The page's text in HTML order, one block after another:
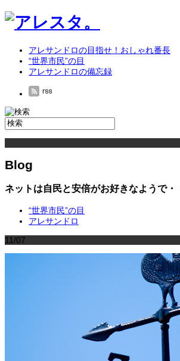
アレサンドロの目指せ！おしゃれ番長
“世界市民”の目
アレサンドロの備忘録
Blog
ネットは自民と安倍がお好きなようで・
“世界市民”の目
アレサンドロ
11/07